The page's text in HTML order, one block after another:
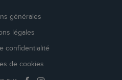
générales
légales
confidentialité
de cookies